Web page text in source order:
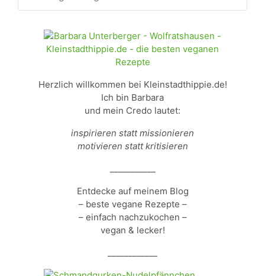
Herzlich willkommen bei Kleinstadthippie.de!
Ich bin Barbara
und mein Credo lautet:
inspirieren statt missionieren
motivieren statt kritisieren
Entdecke auf meinem Blog
– beste vegane Rezepte –
– einfach nachzukochen –
vegan & lecker!